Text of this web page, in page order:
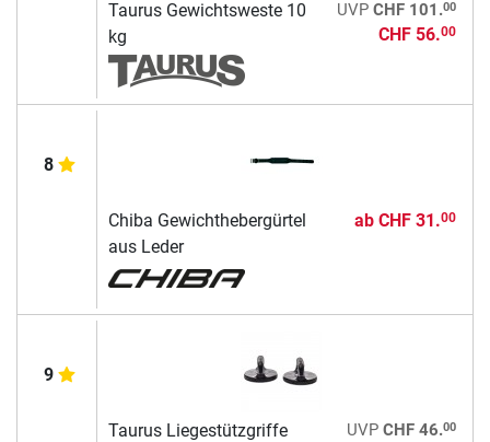
Taurus Gewichtsweste 10
kg
UVP CHF 101.00
CHF 56.00
8
Chiba Gewichthebergürtel
aus Leder
ab CHF 31.00
9
Taurus Liegestützgriffe
UVP CHF 46.00